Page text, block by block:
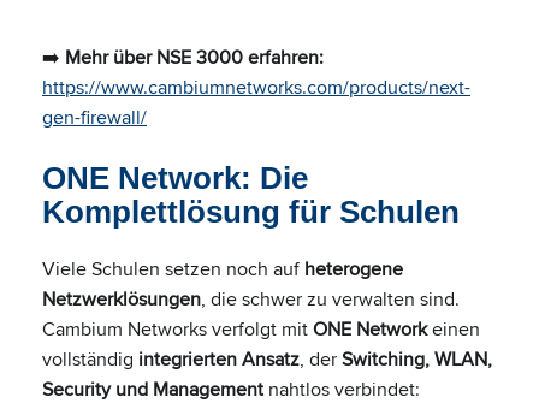
➡️ Mehr über NSE 3000 erfahren:
https://www.cambiumnetworks.com/products/next-
gen-firewall/
ONE Network: Die
Komplettlösung für Schulen
Viele Schulen setzen noch auf heterogene
Netzwerklösungen, die schwer zu verwalten sind.
Cambium Networks verfolgt mitONE Networkeinen
vollständig integrierten Ansatz, derSwitching, WLAN,
Security und Management nahtlos verbindet: